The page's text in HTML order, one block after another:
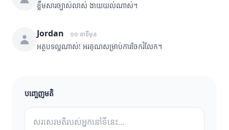
ខ្លឹមសារច្បាស់លាស់ ងាយយល់ណាស់។
Jordan ១០ នាទីមុន
អត្ថបទល្អណាស់! អរគុណសម្រាប់ការចែករំលែក។
បញ្ចេញមតិ